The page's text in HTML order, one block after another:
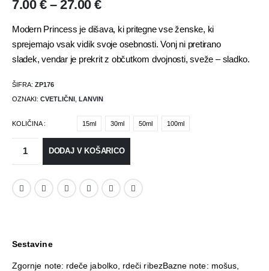
7.00 €–27.00€
Modern Princess je dišava, ki pritegne vse ženske, ki
sprejemajo vsak vidik svoje osebnosti. Vonj ni pretirano
sladek,vendar je prekrit z občutkom dvojnosti, sveže – sladko.
ŠIFRA: ZP176
OZNAKI: CVETLIČNI LANVIN
KOLIČINA 15ml 30ml 50ml 100ml
DODAJ V KOŠARICO
Sestavine
Zgornje note: rdeče jabolko, rdeči ribezBazne note: mošus,